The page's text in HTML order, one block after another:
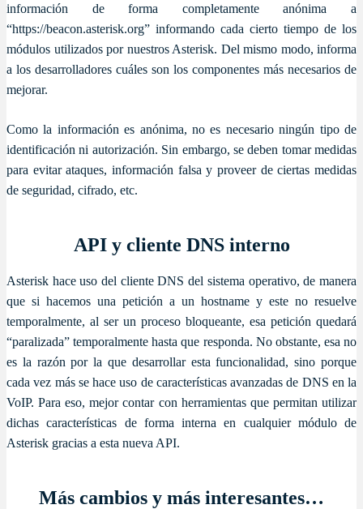
información de forma completamente anónima a
“https://beacon.asterisk.org” informando cada cierto tiempo de los
módulos utilizados por nuestros Asterisk. Del mismo modo, informa
a los desarrolladores cuáles son los componentes más necesarios de
mejorar.
Como la información es anónima, no es necesario ningún tipo de
identificación ni autorización. Sin embargo, se deben tomar medidas
para evitar ataques, información falsa y proveer de ciertas medidas
de seguridad, cifrado, etc.
API y cliente DNS interno
Asterisk hace uso del cliente DNS del sistema operativo, de manera
que si hacemos una petición a un hostname y este no resuelve
temporalmente, al ser un proceso bloqueante, esa petición quedará
“paralizada” temporalmente hasta que responda. No obstante, esa no
es la razón por la que desarrollar esta funcionalidad, sino porque
cada vez más se hace uso de características avanzadas de DNS en la
VoIP. Para eso, mejor contar con herramientas que permitan utilizar
dichas características de forma interna en cualquier módulo de
Asterisk gracias a esta nueva API.
Más cambios y más interesantes…